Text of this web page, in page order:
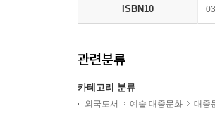
ISBN10
관련분류
카테고리 분류
외국도서 예술 대중문화 대중